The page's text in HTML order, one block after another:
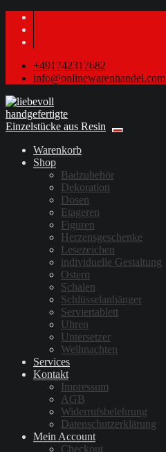
+491742317682
info@onlinewarenhandel.com
Warenkorb
Shop
Badzubehör
Dekoration
Dosen
Etageren
Figuren
Herzensgeschenke
Lesezeichen
individuelle Gestaltung
Ostern
Schalen
Schlüsselanhänger
Serviertablett
Uhren
Untersetzer
Weihnachten
Services
Kontakt
Impressum
AGB
Widerrufsbelehrung
Datenschutzerklärung
Mein Account
Checkout